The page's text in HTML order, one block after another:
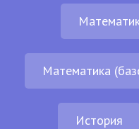
Математика
История